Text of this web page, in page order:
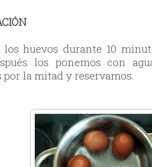
los huevos durante 10
los ponemos con
por la mitad y reservamos.